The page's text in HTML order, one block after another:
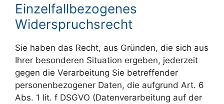
Einzelfallbezogenes
Widerspruchsrecht
Sie haben das Recht, aus Gründen, die sich aus
Ihrer besonderen Situation ergeben, jederzeit
gegen die Verarbeitung Sie betreffender
personenbezogener Daten, die aufgrund Art. 6
Abs. 1 lit. f DSGVO (Datenverarbeitung auf der